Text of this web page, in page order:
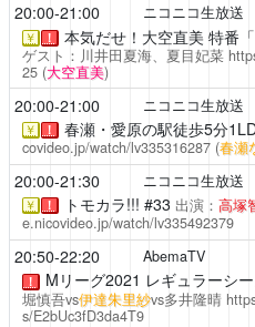
20:00-21:00 ニコニコ生放送
￥ ！ 本気だせ！大空直美 特番
ゲスト：川井田夏海、夏目妃菜
25 (大空直美)
20:00-21:00 ニコニコ生放送
￥ ！ 春瀬・愛原の駅徒歩5分
covideo.jp/watch/lv335316287 (春瀬
20:00-21:30 ニコニコ生放送
￥ ！ トモカラ!!! #33 出演： 高塚
e.nicovideo.jp/watch/lv335492379
20:50-22:20 AbemaTV
！ Mリーグ2021 レギュラーシ
堀慎吾vs伊達朱里紗vs多井隆晴
s/E2bUc3fD3da4T9